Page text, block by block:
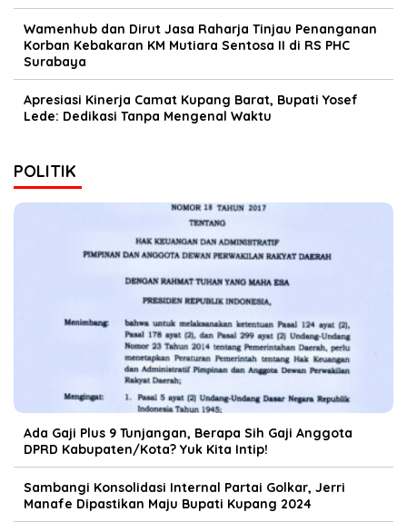
Wamenhub dan Dirut Jasa Raharja Tinjau Penanganan
Korban Kebakaran KM Mutiara Sentosa II di RS PHC
Surabaya
Apresiasi Kinerja Camat Kupang Barat, Bupati Yosef
Lede: Dedikasi Tanpa Mengenal Waktu
POLITIK
Ada Gaji Plus 9 Tunjangan, Berapa Sih Gaji Anggota
DPRD Kabupaten/Kota? Yuk Kita Intip!
Sambangi Konsolidasi Internal Partai Golkar, Jerri
Manafe Dipastikan Maju Bupati Kupang 2024